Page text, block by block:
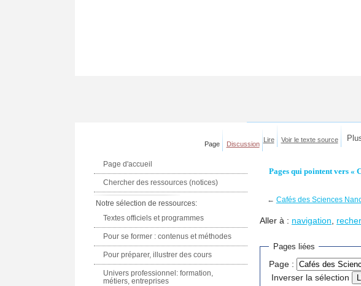
Pages qui pointent vers «
← Cafés des Sciences
Aller à : navigation,
Pages liées
Page :
Inverser la sélection
Page Discussion
Lire Voir le texte source
Page d'accueil
Chercher des ressources (notices)
Notre sélection de ressources:
Textes officiels et programmes
Pour se former : contenus et méthodes
Pour préparer, illustrer des cours
Univers professionnel: formation,
métiers, entreprises